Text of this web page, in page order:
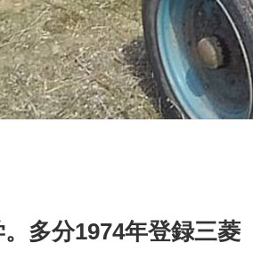
多分1974年登録三菱